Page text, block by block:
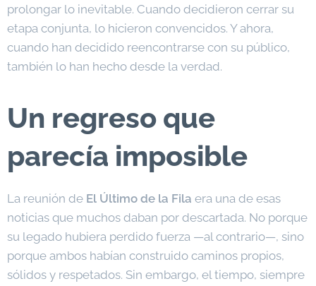
prolongar lo inevitable. Cuando decidieron cerrar su
etapa conjunta, lo hicieron convencidos. Y ahora,
cuando han decidido reencontrarse con su público,
también lo han hecho desde la verdad.
Un regreso que
parecía imposible
La reunión de El Último de la Fila era una de esas
noticias que muchos daban por descartada. No porque
su legado hubiera perdido fuerza —al contrario—, sino
porque ambos habían construido caminos propios,
sólidos y respetados. Sin embargo, el tiempo, siempre